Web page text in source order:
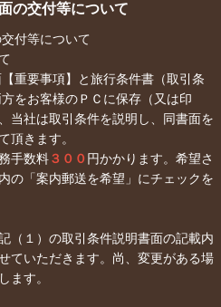
の交付等について
付等について
重要事項】と旅行条件書（取引条
をお客様のＰＣに保存（又は印
当社は取引条件を説明し、同書面を
頂きます。
手数料３００円かかります。希望さ
の「案内郵送を希望」にチェックを
（１）の取引条件説明書面の記載内
ていただきます。尚、変更がある場
ます。